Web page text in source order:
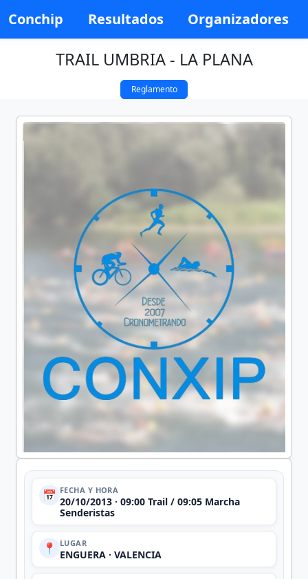
Conchip Resultados Organizadores
TRAIL UMBRIA - LA PLANA
Reglamento
📅 FECHA Y HORA
20/10/2013 · 09:00 Trail / 09:05 Marcha
Senderistas
📍 LUGAR
ENGUERA · VALENCIA